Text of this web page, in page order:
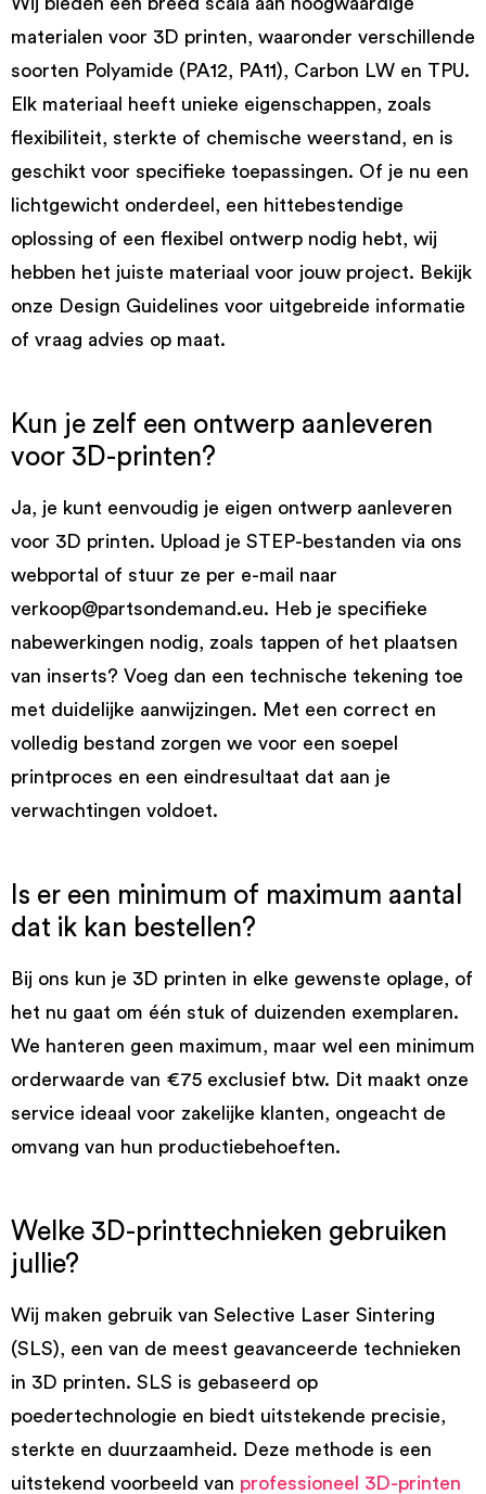
materialen voor 3D printen, waaronder verschillende
soorten Polyamide (PA12, PA11), Carbon LW en TPU.
Elk materiaal heeft unieke eigenschappen, zoals
flexibiliteit, sterkte of chemische weerstand, en is
geschikt voor specifieke toepassingen. Of je nu een
lichtgewicht onderdeel, een hittebestendige
oplossing of een flexibel ontwerp nodig hebt, wij
hebben het juiste materiaal voor jouw project. Bekijk
onze Design Guidelines voor uitgebreide informatie
of vraag advies op maat.
Kun je zelf een ontwerp aanleveren
voor 3D-printen?
Ja, je kunt eenvoudig je eigen ontwerp aanleveren
voor 3D printen. Upload je STEP-bestanden via ons
webportal of stuur ze per e-mail naar
verkoop@partsondemand.eu. Heb je specifieke
nabewerkingen nodig, zoals tappen of het plaatsen
van inserts? Voeg dan een technische tekening toe
met duidelijke aanwijzingen. Met een correct en
volledig bestand zorgen we voor een soepel
printproces en een eindresultaat dat aan je
verwachtingen voldoet.
Is er een minimum of maximum aantal
dat ik kan bestellen?
Bij ons kun je 3D printen in elke gewenste oplage, of
het nu gaat om één stuk of duizenden exemplaren.
We hanteren geen maximum, maar wel een minimum
orderwaarde van €75 exclusief btw. Dit maakt onze
service ideaal voor zakelijke klanten, ongeacht de
omvang van hun productiebehoeften.
Welke 3D-printtechnieken gebruiken
jullie?
Wij maken gebruik van Selective Laser Sintering
(SLS), een van de meest geavanceerde technieken
in 3D printen. SLS is gebaseerd op
poedertechnologie en biedt uitstekende precisie,
sterkte en duurzaamheid. Deze methode is een
uitstekend voorbeeld van professioneel 3D-printen